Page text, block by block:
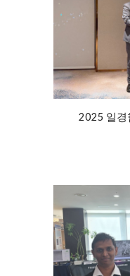
2025 일경